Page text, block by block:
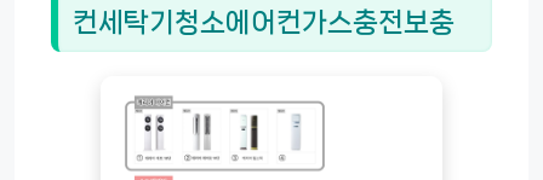
컨세탁기청소에어컨가스충전보충